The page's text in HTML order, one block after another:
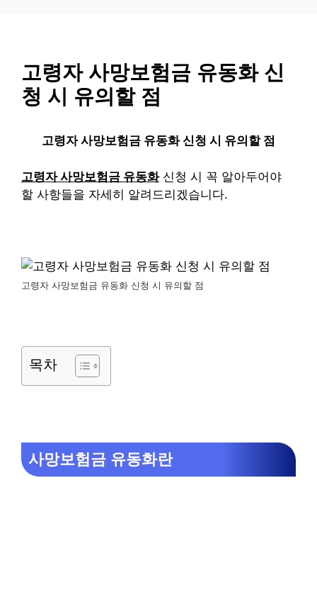
고령자 사망보험금 유동화 신
청 시 유의할 점
고령자 사망보험금 유동화 신청 시 유의할 점
고령자 사망보험금 유동화신청 시 꼭 알아두어야
할 사항들을 자세히 알려드리겠습니다.
고령자 사망보험금 유동화 신청 시 유의할 점
목차
사망보험금 유동화란